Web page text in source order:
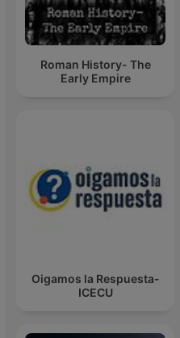
Roman History- The
Early Empire
Oigamos la Respuesta-
ICECU